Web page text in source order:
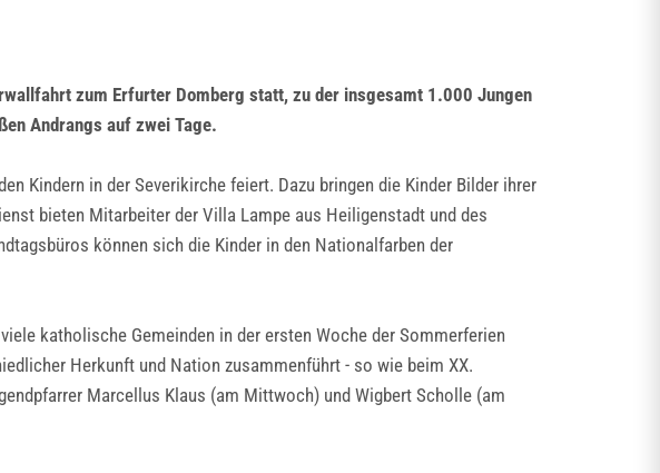
zum Erfurter Domberg statt, zu der insgesamt 1.000 Jungen
Andrangs auf zwei Tage.
Kindern in der Severikirche feiert. Dazu bringen die Kinder Bilder ihrer
bieten Mitarbeiter der Villa Lampe aus Heiligenstadt und des
können sich die Kinder in den Nationalfarben der
katholische Gemeinden in der ersten Woche der Sommerferien
Herkunft und Nation zusammenführt - so wie beim XX.
Marcellus Klaus (am Mittwoch) und Wigbert Scholle (am